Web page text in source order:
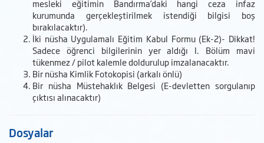
mesleki eğitimin Bandırma’daki hangi ceza infaz
kurumunda gerçekleştirilmek istendiği bilgisi boş
bırakılacaktır).
İki nüsha Uygulamalı Eğitim Kabul Formu (Ek-2)- Dikkat!
Sadece öğrenci bilgilerinin yer aldığı I. Bölüm mavi
tükenmez / pilot kalemle doldurulup imzalanacaktır.
Bir nüsha Kimlik Fotokopisi (arkalı önlü)
Bir nüsha Müstehaklık Belgesi (E-devletten sorgulanıp
çıktısı alınacaktır)
Dosyalar